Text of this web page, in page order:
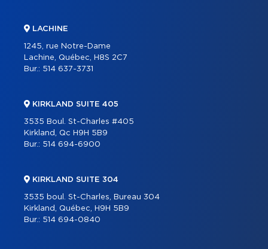
LACHINE
1245, rue Notre-Dame
Lachine, Québec, H8S 2C7
Bur.: 514 637-3731
KIRKLAND SUITE 405
3535 Boul. St-Charles #405
Kirkland, Qc H9H 5B9
Bur.: 514 694-6900
KIRKLAND SUITE 304
3535 boul. St-Charles, Bureau 304
Kirkland, Québec, H9H 5B9
Bur.: 514 694-0840